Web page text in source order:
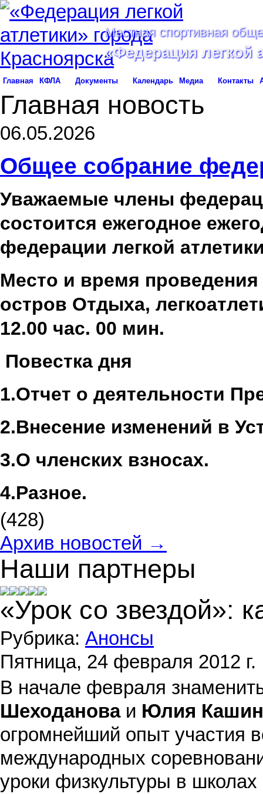
Местная спортивная
«Федерация легкой
Главная КФЛА Документы Календарь Медиа Контакты
Главная новость
06.05.2026
Общее собрание
Уважаемые члены
состоится ежегодное
федерации легкой
Место и время проведения
остров Отдыха,
12.00 час. 00 мин.
Повестка дня
1.Отчет о деятельности
2.Внесение изменений в
3.О членских взносах.
4.Разное.
(428)
Архив новостей →
Наши партнеры
«Урок со звездой»:
Рубрика: Анонсы
Пятница, 24 февраля 2012 г.
В начале февраля
Шеходановаи Юлия
огромнейший опыт участия
международных
уроки физкультуры в школах